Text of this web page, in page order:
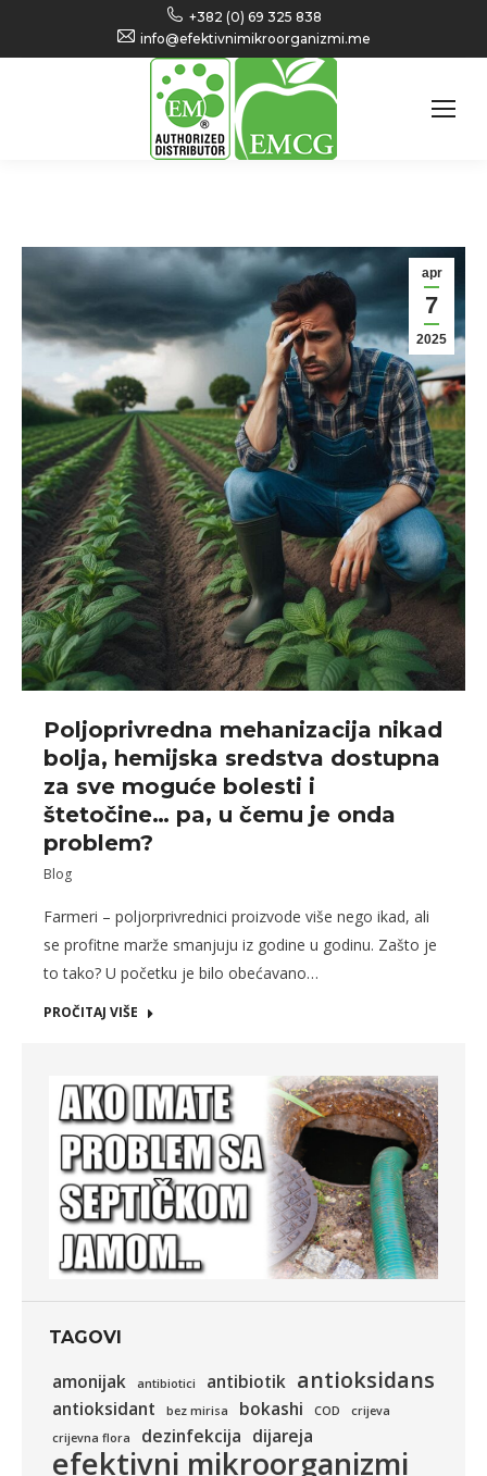
+382 (0) 69 325 838
info@efektivnimikroorganizmi.me
apr
7
2025
Poljoprivredna mehanizacija nikad
bolja, hemijska sredstva dostupna
za sve moguće bolesti i
štetočine… pa, u čemu je onda
problem?
Blog
Farmeri – poljorprivrednici proizvode više nego ikad, ali
se profitne marže smanjuju iz godine u godinu. Zašto je
to tako? U početku je bilo obećavano…
PROČITAJ VIŠE
TAGOVI
amonijak antibiotici antibiotik antioksidans
antioksidant bez mirisa bokashi COD
crijeva
crijevna flora
dezinfekcija dijareja
efektivni mikroorganizmi